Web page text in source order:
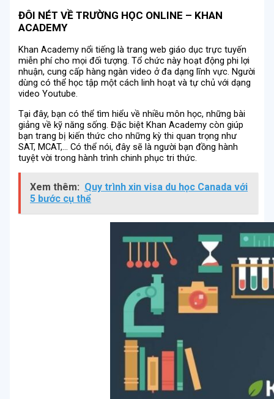
ĐÔI NÉT VỀ TRƯỜNG HỌC ONLINE – KHAN
ACADEMY
Khan Academy nổi tiếng là trang web giáo dục trực tuyến
miễn phí cho mọi đối tượng. Tổ chức này hoạt động phi lợi
nhuận, cung cấp hàng ngàn video ở đa dạng lĩnh vực. Người
dùng có thể học tập một cách linh hoạt và tự chủ với dạng
video Youtube.
Tại đây, bạn có thể tìm hiểu về nhiều môn học, những bài
giảng về kỹ năng sống. Đặc biệt Khan Academy còn giúp
bạn trang bị kiến thức cho những kỳ thi quan trọng như
SAT, MCAT,… Có thể nói, đây sẽ là người bạn đồng hành
tuyệt vời trong hành trình chinh phục tri thức.
Xem thêm: Quy trình xin visa du học Canada với
5 bước cụ thể